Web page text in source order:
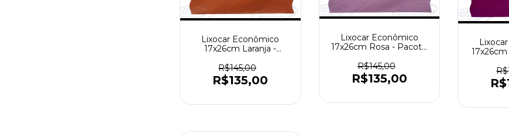
Lixocar Econômico
17x26cm Laranja -
R$145,00
R$135,00
Lixocar Econômico
17x26cm Rosa - Pacote
R$145,00
R$135,00